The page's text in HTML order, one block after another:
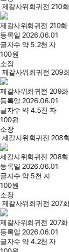
제갈사위회귀전 210
제갈사위회귀전 210화
등록일 2026.06.01
글자수 약 5.2천 자
100원
소장
제갈사위회귀전 209
제갈사위회귀전 209화
등록일 2026.06.01
글자수 약 4.5천 자
100원
소장
제갈사위회귀전 208
제갈사위회귀전 208화
등록일 2026.06.01
글자수 약 5천 자
100원
소장
제갈사위회귀전 207
제갈사위회귀전 207화
등록일 2026.06.01
글자수 약 4.2천 자